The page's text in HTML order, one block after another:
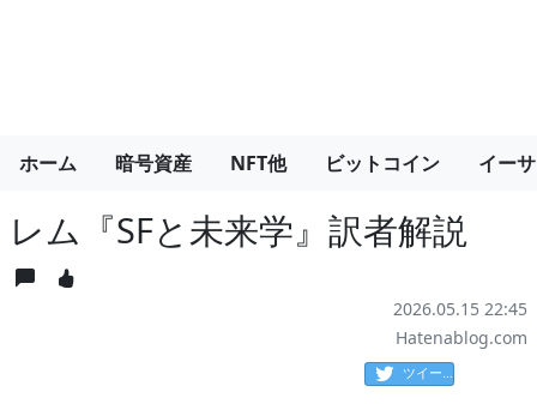
ホーム 暗号資産 NFT他 ビットコイン イー
レム『SFと未来学』訳者解説
2026.05.15 22:45
Hatenablog.com
ツイート